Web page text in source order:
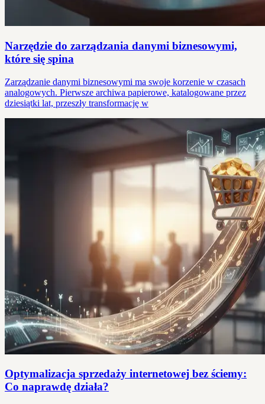
Narzędzie do zarządzania danymi biznesowymi,
które się spina
Zarządzanie danymi biznesowymi ma swoje korzenie w czasach
analogowych. Pierwsze archiwa papierowe, katalogowane przez
dziesiątki lat, przeszły transformację w
Optymalizacja sprzedaży internetowej bez ściemy:
Co naprawdę działa?